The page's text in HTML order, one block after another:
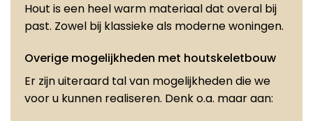
Hout is een heel warm materiaal dat overal bij
past. Zowel bij klassieke als moderne woningen.
Overige mogelijkheden met houtskeletbouw
Er zijn uiteraard tal van mogelijkheden die we
voor u kunnen realiseren. Denk o.a. maar aan: